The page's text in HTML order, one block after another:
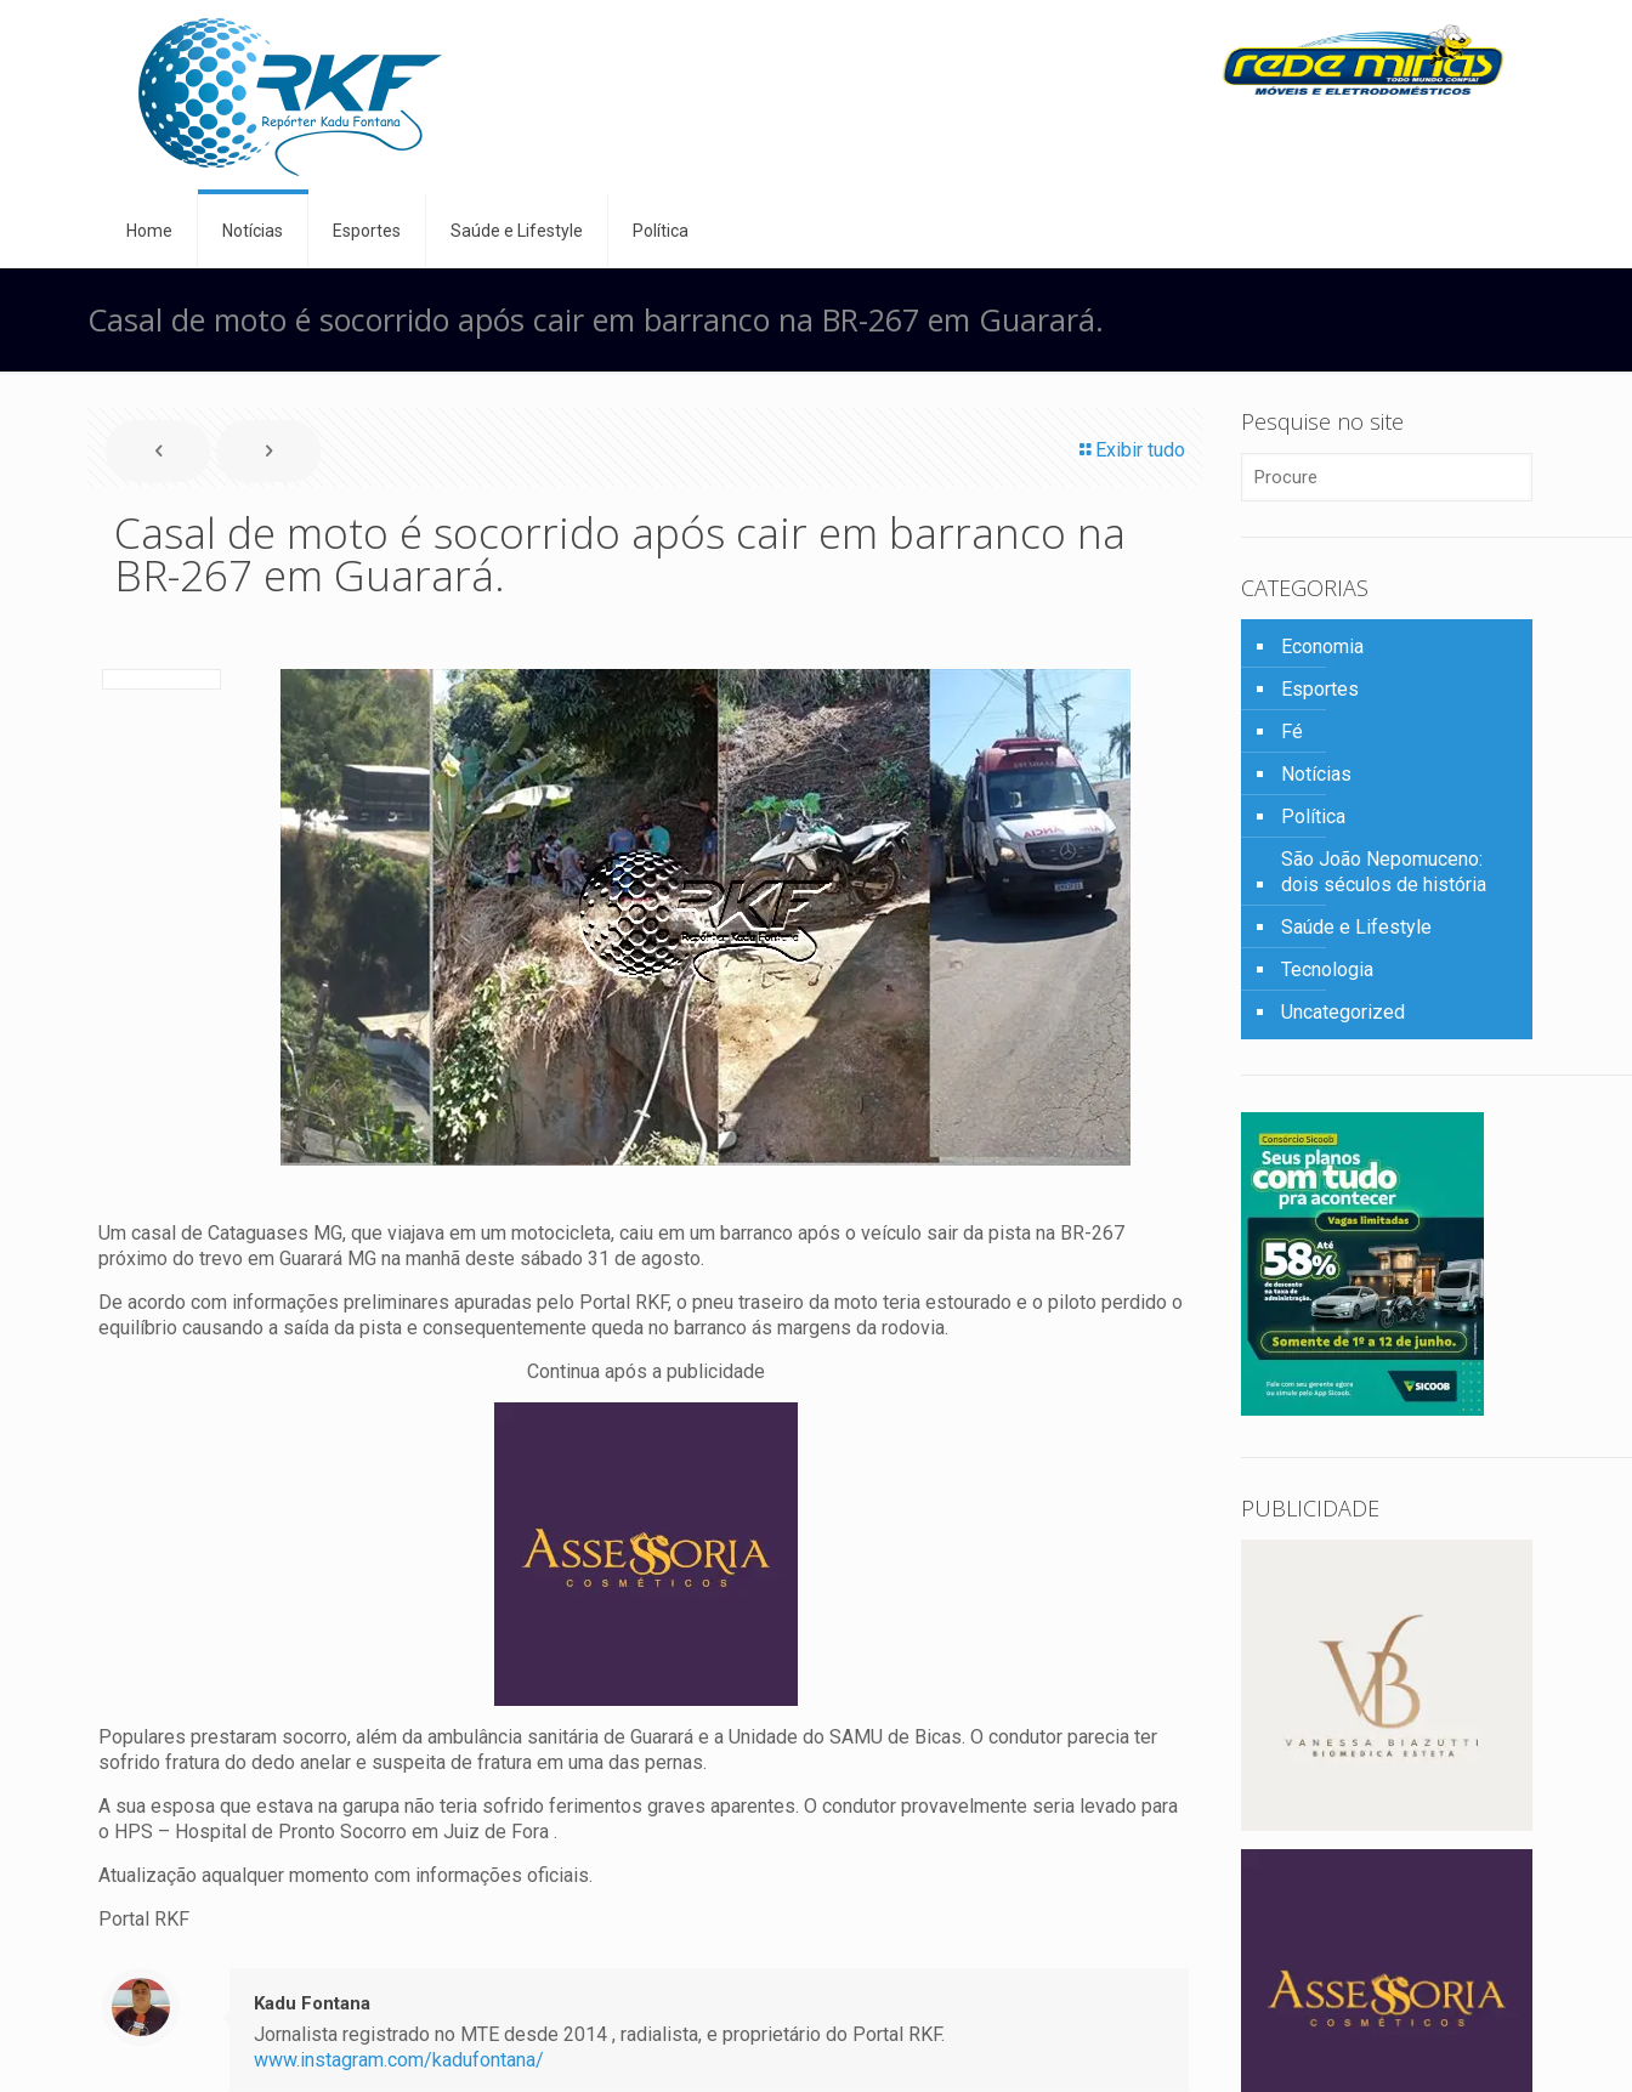
Home Notícias Esportes Saúde e Lifestyle Política
Casal de moto é socorrido após cair em barranco na BR-267 em Guarará.
Exibir tudo
Casal de moto é socorrido após cair em barranco na
BR-267 em Guarará.
Um casal de Cataguases MG, que viajava em um motocicleta, caiu em um barranco após o veículo sair da pista na BR-267
próximo do trevo em Guarará MG na manhã deste sábado 31 de agosto.
De acordo com informações preliminares apuradas pelo Portal RKF, o pneu traseiro da moto teria estourado e o piloto perdido o
equilíbrio causando a saída da pista e consequentemente queda no barranco ás margens da rodovia.
Continua após a publicidade
Populares prestaram socorro, além da ambulância sanitária de Guarará e a Unidade do SAMU de Bicas. O condutor parecia ter
sofrido fratura do dedo anelar e suspeita de fratura em uma das pernas.
A sua esposa que estava na garupa não teria sofrido ferimentos graves aparentes. O condutor provavelmente seria levado para
o HPS – Hospital de Pronto Socorro em Juiz de Fora .
Atualização aqualquer momento com informações oficiais.
Portal RKF
Kadu Fontana
Jornalista registrado no MTE desde 2014 , radialista, e proprietário do Portal RKF.
www.instagram.com/kadufontana/
Pesquise no site
CATEGORIAS
Economia
Esportes
Fé
Notícias
Política
São João Nepomuceno:
dois séculos de história
Saúde e Lifestyle
Tecnologia
Uncategorized
PUBLICIDADE